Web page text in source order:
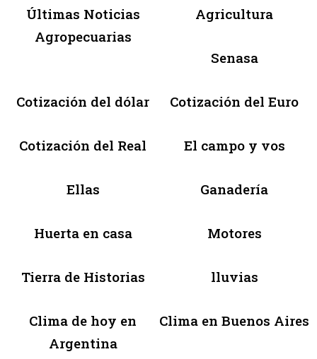
Últimas Noticias
Agropecuarias
Agricultura
Senasa
Cotización del dólar Cotización del Euro
Cotización del Real El campo y vos
Ellas Ganadería
Huerta en casa Motores
Tierra de Historias lluvias
Clima de hoy en
Argentina
Clima en Buenos Aires